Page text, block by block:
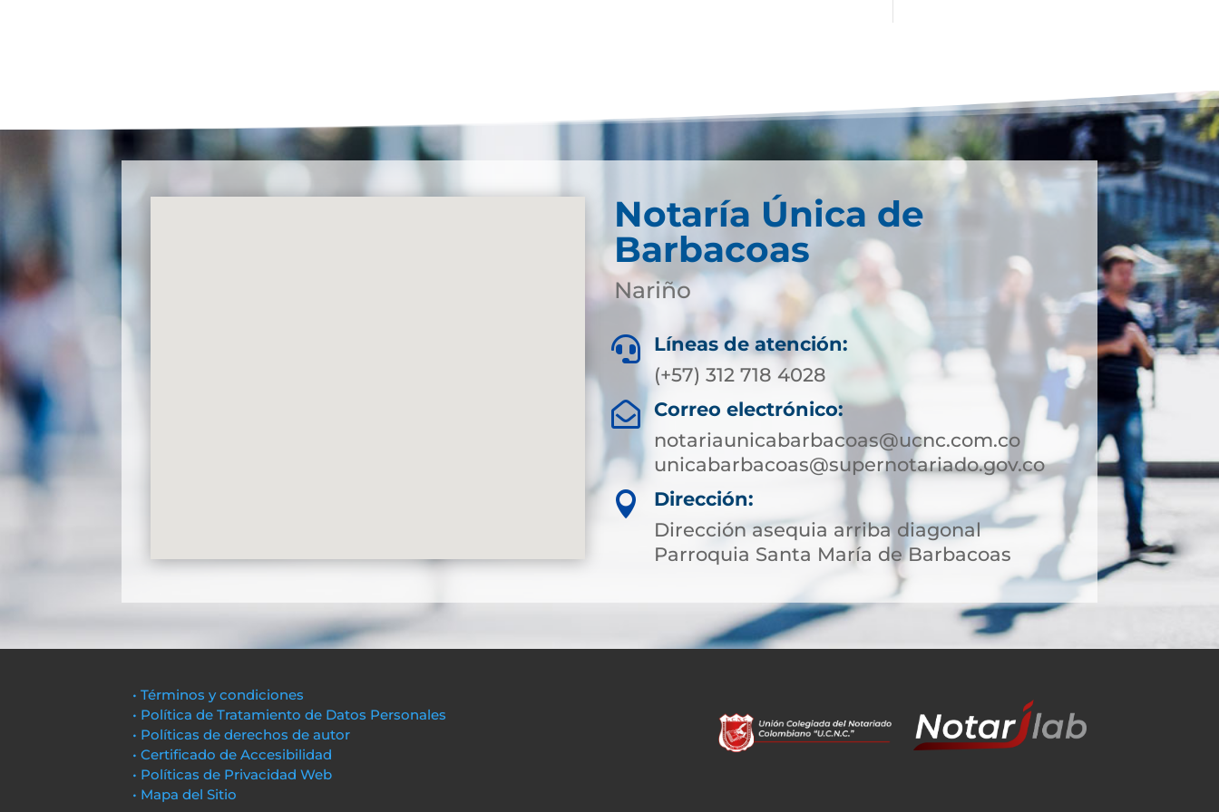
Notaría Única de
Barbacoas
Nariño

Líneas de atención:
(+57) 312 718 4028

Correo electrónico:
notariaunicabarbacoas@ucnc.com.co
unicabarbacoas@supernotariado.gov.co

Dirección:
Dirección asequia arriba diagonal
Parroquia Santa María de Barbacoas
• Términos y condiciones
• Política de Tratamiento de Datos Personales
• Políticas de derechos de autor
• Certificado de Accesibilidad
• Políticas de Privacidad Web
• Mapa del Sitio